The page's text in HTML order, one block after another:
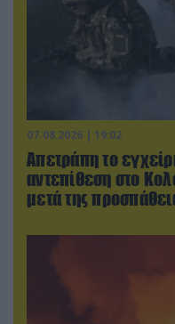
07.08.2026 | 19:02
Απετράπη το
αντεπίθεση στο
μετά της